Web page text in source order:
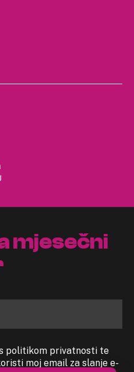
mjesečni
politikom privatnosti te
moj email za slanje e-